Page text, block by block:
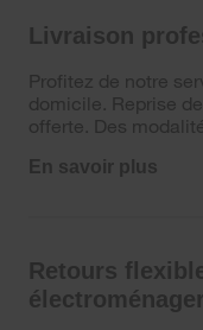
Livraison
Profitez de notre
domicile. Reprise
offerte. Des
En savoir plus
Retours